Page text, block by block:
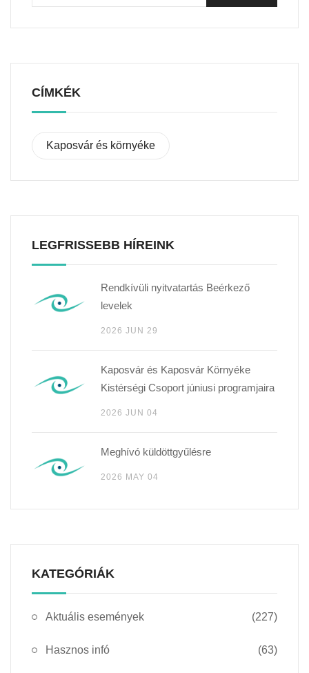
CÍMKÉK
Kaposvár és környéke
LEGFRISSEBB HÍREINK
Rendkívüli nyitvatartás Beérkező
levelek
2026 JUN 29
Kaposvár és Kaposvár Környéke
Kistérségi Csoport júniusi programjaira
2026 JUN 04
Meghívó küldöttgyűlésre
2026 MAY 04
KATEGÓRIÁK
Aktuális események (227)
Hasznos infó (63)